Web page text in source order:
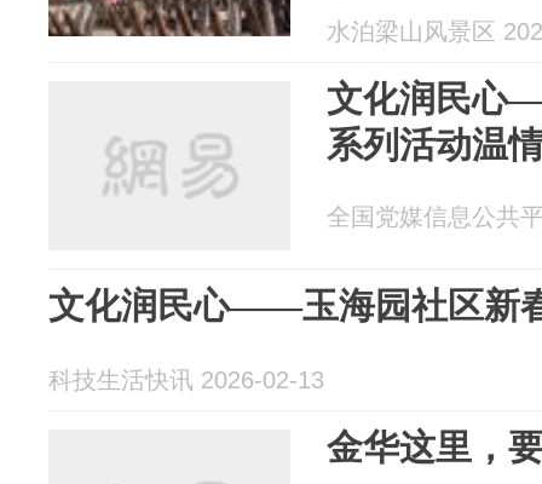
水泊梁山风景区
文化润民心
系列活动温
全国党媒信息公共
文化润民心——玉海园社区新
科技生活快讯 2026-02-13
金华这里，